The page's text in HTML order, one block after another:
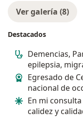
Ver galería (8)
Destacados
Demencias,
epilepsia,
Egresado de
nacional de
En mi
calidez y